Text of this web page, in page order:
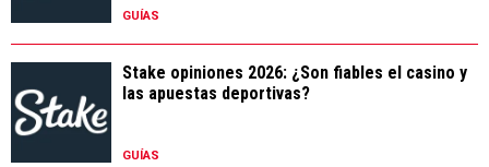
GUÍAS
Stake opiniones 2026: ¿Son fiables el casino y
las apuestas deportivas?
GUÍAS